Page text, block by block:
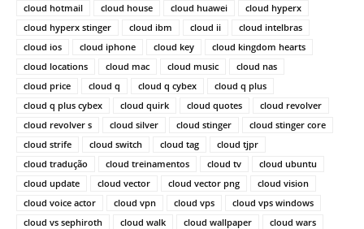
cloud hotmail
cloud house cloud huawei
cloud hyperx
cloud hyperx stinger
cloud ibm cloud ii
cloud intelbras
cloud ios
cloud iphone cloud key
cloud kingdom hearts
cloud locations
cloud mac cloud music
cloud nas
cloud price
cloud q cloud q cybex
cloud q plus
cloud q plus cybex
cloud quirk cloud quotes
cloud revolver
cloud revolver s
cloud silver cloud stinger
cloud stinger core
cloud strife
cloud switch cloud tag
cloud tjpr
cloud tradução
cloud treinamentos cloud tv
cloud ubuntu
cloud update
cloud vector cloud vector png
cloud vision
cloud voice actor
cloud vpn cloud vps
cloud vps windows
cloud vs sephiroth
cloud walk cloud wallpaper cloud wars